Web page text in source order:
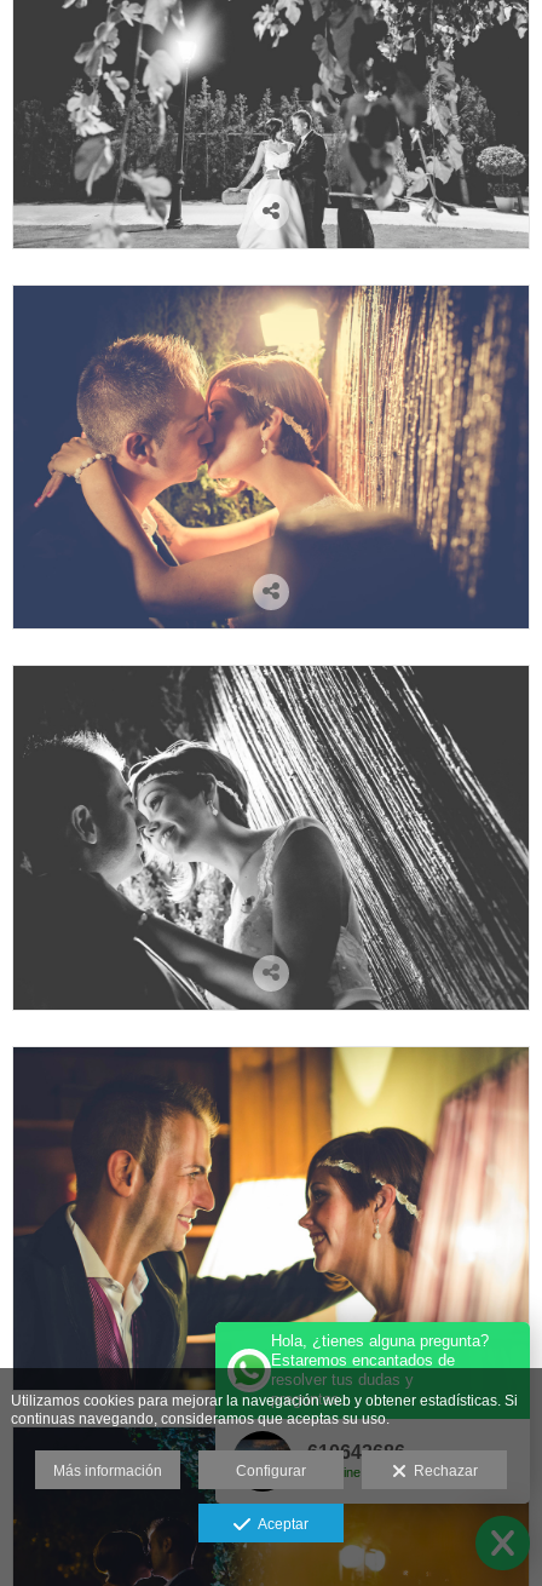
Utilizamos cookies para mejorar la navegación web y obtener estadísticas. Si
continuas navegando, consideramos que aceptas su uso.
Más información Configurar Rechazar
Aceptar
Hola, ¿tienes alguna pregunta?
Estaremos encantados de
resolver tus dudas y
preguntas.
610642686
Online